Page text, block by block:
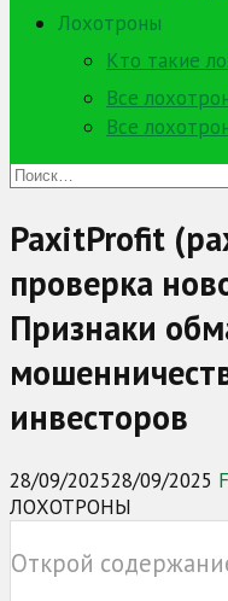
Лохотроны
Кто такие
Все
Все
Найти:
PaxitProfit
проверка
Признаки
инвесторов
28/09/202528/09/2025
ЛОХОТРОНЫ
Открой